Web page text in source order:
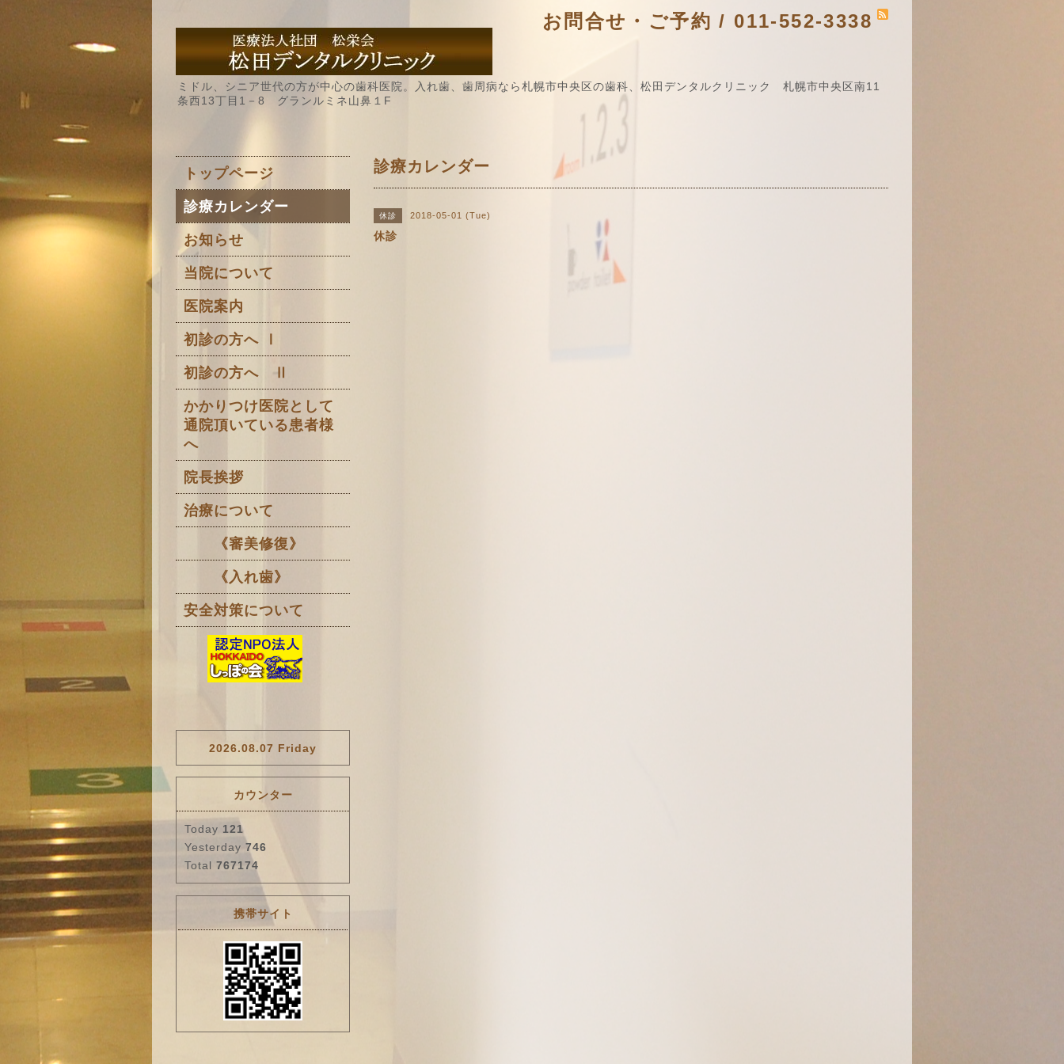
お問合せ・ご予約 / 011-552-3338
ミドル、シニア世代の方が中心の歯科医院。入れ歯、歯周病なら札幌市中央区の歯科、松田デンタルクリニック 札幌市中央区南11
条西13丁目1－8 グランルミネ山鼻１F
診療カレンダー
休診 2018-05-01 (Tue)
休診
トップページ
診療カレンダー
お知らせ
当院について
医院案内
初診の方へ Ⅰ
初診の方へ Ⅱ
かかりつけ医院として
通院頂いている患者様
へ
院長挨拶
治療について
《審美修復》
《入れ歯》
安全対策について
2026.08.07 Friday
カウンター
Today 121
Yesterday 746
Total 767174
携帯サイト